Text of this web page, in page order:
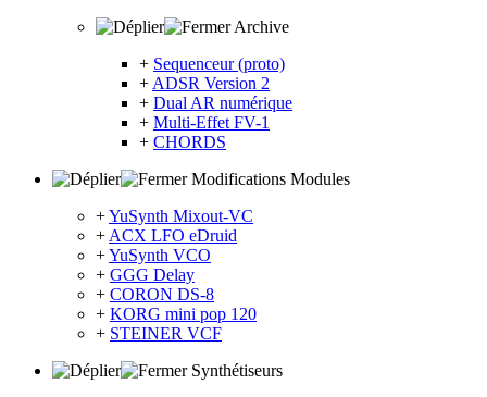
Archive
+ Sequenceur (proto)
+ ADSR Version 2
+ Dual AR numérique
+ Multi-Effet FV-1
+ CHORDS
Modifications Modules
+YuSynth Mixout-VC
+ ACX LFO eDruid
+YuSynth VCO
+ GGG Delay
+ CORON DS-8
+ KORG mini pop 120
+ STEINER VCF
Synthétiseurs